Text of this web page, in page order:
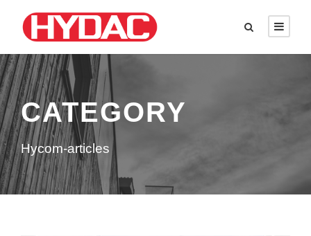
CATEGORY
Hycom-articles